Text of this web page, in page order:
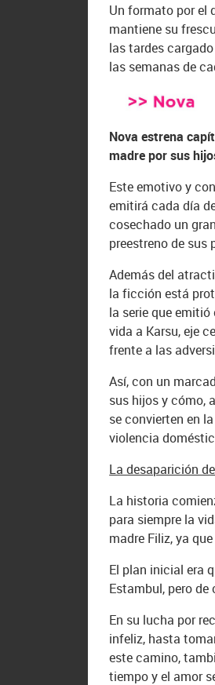
Un formato por el
mantiene su
las tardes
las semanas de
Nova estrena
madre por sus
Este emotivo y
emitirá cada día
cosechado un
preestreno de sus
Además del
la ficción está
la serie que
vida a Karsu, eje
frente a las
Así, con un
sus hijos y cómo,
se convierten en
violencia
La desaparición
La historia
para siempre la
madre Filiz, ya
El plan inicial era
Estambul, pero
En su lucha por
infeliz, hasta
este camino,
tiempo y el amor